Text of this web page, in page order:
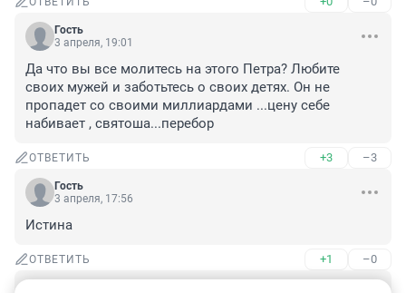
Гость
3 апреля, 19:01
Да что вы все молитесь на этого Петра? Любите
своих мужей и заботьтесь о своих детях. Он не
пропадет со своими миллиардами ...цену себе
набивает , святоша...перебор
ОТВЕТИТЬ +3 –3
Гость
3 апреля, 17:56
Истина
ОТВЕТИТЬ +1 –0